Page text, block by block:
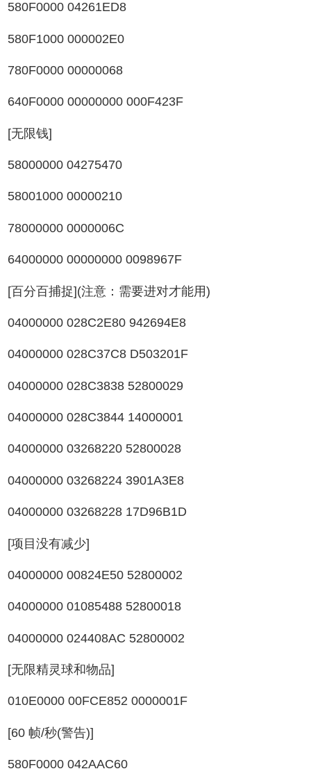
580F0000 04261ED8
580F1000 000002E0
780F0000 00000068
640F0000 00000000 000F423F
[无限钱]
58000000 04275470
58001000 00000210
78000000 0000006C
64000000 00000000 0098967F
[百分百捕捉](注意：需要进对才能用)
04000000 028C2E80 942694E8
04000000 028C37C8 D503201F
04000000 028C3838 52800029
04000000 028C3844 14000001
04000000 03268220 52800028
04000000 03268224 3901A3E8
04000000 03268228 17D96B1D
[项目没有减少]
04000000 00824E50 52800002
04000000 01085488 52800018
04000000 024408AC 52800002
[无限精灵球和物品]
010E0000 00FCE852 0000001F
[60 帧/秒(警告)]
580F0000 042AAC60